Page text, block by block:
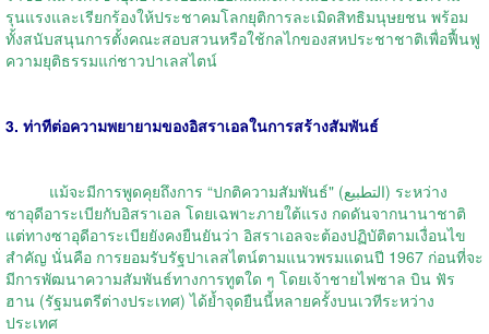
รุนแรงและเรียกร้องให้ประชาคมโลกยุติการละเมิดสิทธิมนุษยชน พร้อม
ทั้งสนับสนุนการตั้งคณะสอบสวนหรือใช้กลไกของสหประชาชาติเพื่อฟื้นฟู
ความยุติธรรมแก่ชาวปาเลสไตน์
3. ท่าทีต่อความพยายามของอิสราเอลในการสร้างสัมพันธ์
แม้จะมีการพูดคุยถึงการ “ปกติความสัมพันธ์" (التطبيع) ระหว่าง
ซาอุดีอาระเบียกับอิสราเอล โดยเฉพาะภายใต้แรง กดดันจากนานาชาติ
แต่ทางซาอุดีอาระเบียยังคงยืนยันว่า อิสราเอลจะต้องปฏิบัติตามเงื่อนไข
สำคัญ นั่นคือ การยอมรับรัฐปาเลสไตน์ตามแนวพรมแดนปี 1967 ก่อนที่จะ
มีการพัฒนาความสัมพันธ์ทางการทูตใด ๆ โดยเจ้าชายไฟซาล บิน ฟัร
ฮาน (รัฐมนตรีต่างประเทศ) ได้ย้ำจุดยืนนี้หลายครั้งบนเวทีระหว่าง
ประเทศ